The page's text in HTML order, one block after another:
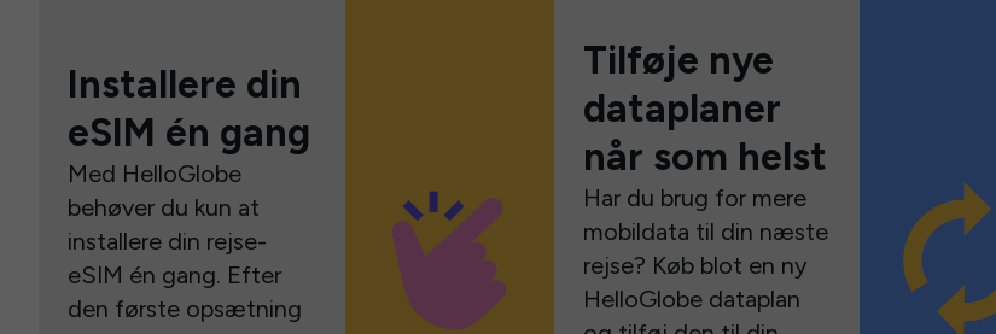
Installere din
eSIM én gang
Med HelloGlobe
behøver du kun at
installere din rejse-
eSIM én gang. Efter
den første opsætning
Tilføje nye
dataplaner
når som helst
Har du brug for mere
mobildata til din næste
rejse? Køb blot en ny
HelloGlobe dataplan